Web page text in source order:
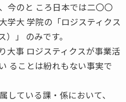
今のと ころ日本では二〇〇
学大 学院の「ロジスティクス
」 のみです。
大事 ロジスティクスが事業活
ることは紛れもない事実で
している課・係において、